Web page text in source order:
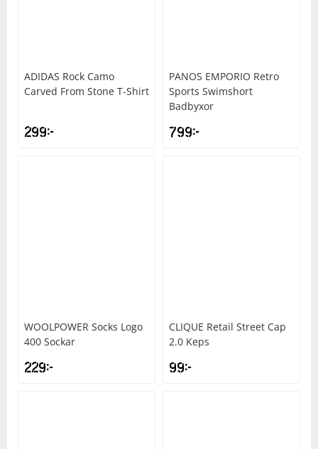
ADIDAS Rock Camo
Carved From Stone T-Shirt
299kr
PANOS EMPORIO Retro
Sports Swimshort
Badbyxor
799kr
WOOLPOWER Socks Logo
400 Sockar
229kr
CLIQUE Retail Street Cap
2.0 Keps
99kr